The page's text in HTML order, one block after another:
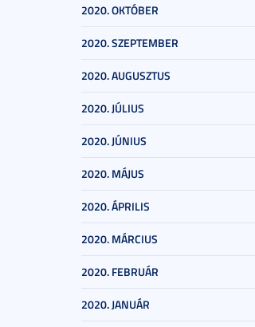
2020. OKTÓBER
2020. SZEPTEMBER
2020. AUGUSZTUS
2020. JÚLIUS
2020. JÚNIUS
2020. MÁJUS
2020. ÁPRILIS
2020. MÁRCIUS
2020. FEBRUÁR
2020. JANUÁR